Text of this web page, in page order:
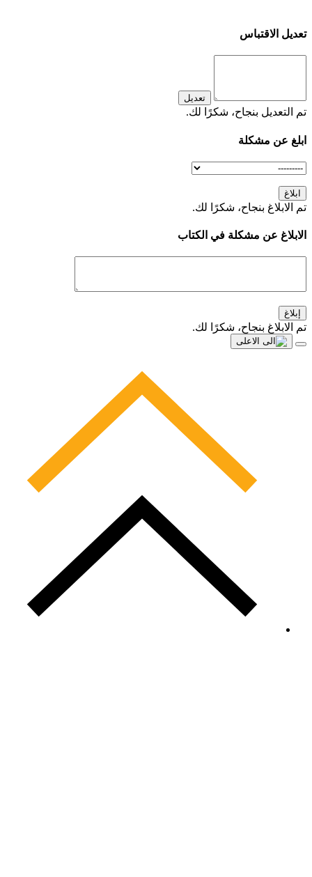
تعديل الاقتباس
تعديل
تم التعديل بنجاح، شكرًا لك.
ابلغ عن مشكلة
ابلاغ
تم الابلاغ بنجاح، شكرًا لك.
الابلاغ عن مشكلة في الكتاب
إبلاغ
تم الابلاغ بنجاح، شكرًا لك.